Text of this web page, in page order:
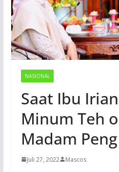
NASIONAL
Saat Ibu
Minum Teh
Madam
Juli 27, 2022 Mascos